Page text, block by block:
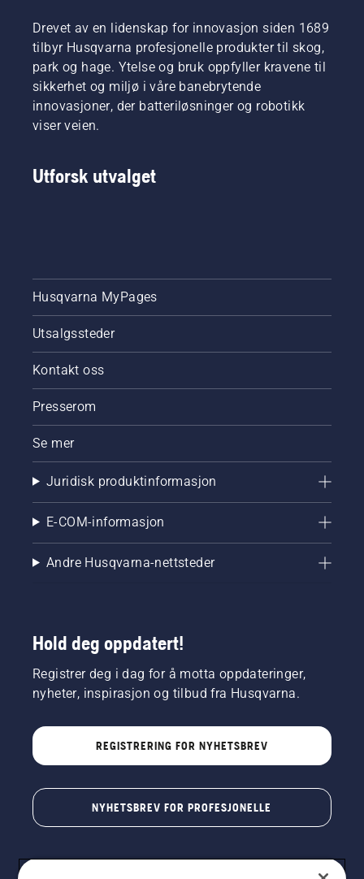
Drevet av en lidenskap for innovasjon siden 1689
tilbyr Husqvarna profesjonelle produkter til skog,
park og hage. Ytelse og bruk oppfyller kravene til
sikkerhet og miljø i våre banebrytende
innovasjoner, der batteriløsninger og robotikk
viser veien.
Utforsk utvalget
Husqvarna MyPages
Utsalgssteder
Kontakt oss
Presserom
Se mer
Juridisk produktinformasjon
E-COM-informasjon
Andre Husqvarna-nettsteder
Hold deg oppdatert!
Registrer deg i dag for å motta oppdateringer,
nyheter, inspirasjon og tilbud fra Husqvarna.
REGISTRERING FOR NYHETSBREV
NYHETSBREV FOR PROFESJONELLE